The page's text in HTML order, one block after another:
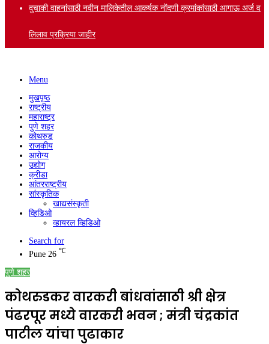
दुचाकी वाहनांसाठी नवीन मालिकेतील आकर्षक नोंदणी क्रमांकांसाठी आगाऊ अर्ज व
लिलाव प्रक्रिया जाहीर
Menu
मुखपृष्ठ
राष्ट्रीय
महाराष्ट्र
पुणे शहर
कोथरुड
राजकीय
आरोग्य
उद्योग
क्रीडा
आंतरराष्ट्रीय
सांस्कृतिक
खाद्यसंस्कृती
व्हिडिओ
व्हायरल व्हिडिओ
Search for
Pune 26 ℃
पुणे शहर
कोथरुडकर वारकरी बांधवांसाठी श्री क्षेत्र
पंढरपूर मध्ये वारकरी भवन ; मंत्री चंद्रकांत
पाटील यांचा पुढाकार